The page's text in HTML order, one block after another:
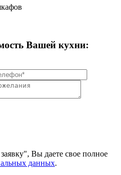
Вашей кухни:
Вы даете свое полное
данных.